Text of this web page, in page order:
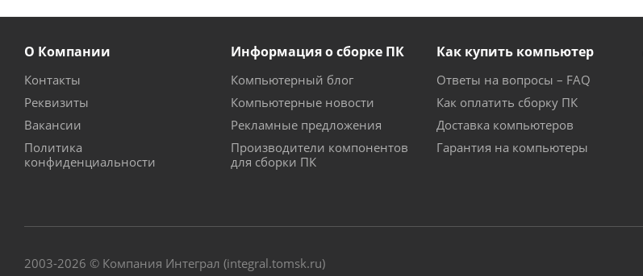
О Компании
Контакты
Реквизиты
Вакансии
Политика
конфиденциальности
Информация о сборке ПК
Компьютерный блог
Компьютерные новости
Рекламные предложения
Производители компонентов
для сборки ПК
Как купить компьютер
Ответы на вопросы – FAQ
Как оплатить сборку ПК
Доставка компьютеров
Гарантия на компьютеры
2003-2026 © Компания Интеграл (integral.tomsk.ru)